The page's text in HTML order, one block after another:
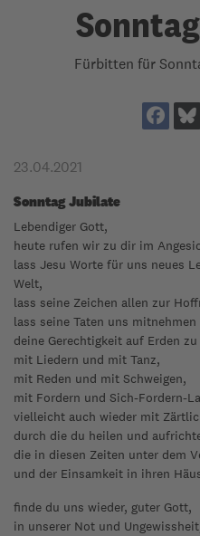
Fürbitten für
23.04.2021
Sonntag Jubilate
Lebendiger Gott,
heute rufen wir zu dir im
lass Jesu Worte für uns neues
Welt,
lass seine Zeichen allen zur
lass seine Taten uns
deine Gerechtigkeit auf Erden
mit Liedern und mit Tanz,
mit Reden und mit Schweigen,
mit Fordern und Sich-Fordern-
vielleicht auch wieder mit
durch die du heilen und
die in diesen Zeiten unter dem
und der Einsamkeit in ihren
finde du uns wieder, guter Gott,
in unserer Not und